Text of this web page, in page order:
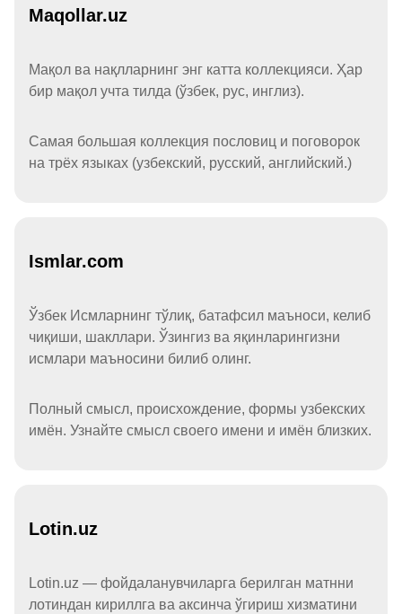
Maqollar.uz
Мақол ва нақлларнинг энг катта коллекцияси. Ҳар
бир мақол учта тилда (ўзбек, рус, инглиз).
Самая большая коллекция пословиц и поговорок
на трёх языках (узбекский, русский, английский.)
Ismlar.com
Ўзбек Исмларнинг тўлиқ, батафсил маъноси, келиб
чиқиши, шакллари. Ўзингиз ва яқинларингизни
исмлари маъносини билиб олинг.
Полный смысл, происхождение, формы узбекских
имён. Узнайте смысл своего имени и имён близких.
Lotin.uz
Lotin.uz — фойдаланувчиларга берилган матнни
лотиндан кириллга ва аксинча ўгириш хизматини